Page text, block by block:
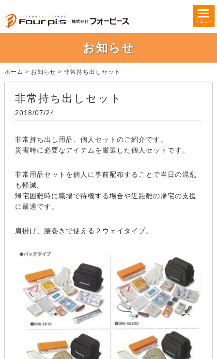
メニュー
お知らせ
ホーム > お知らせ > 非常持ち出しセット
非常持ち出しセット
2018/07/24
非常持ち出し用品、個人セットのご紹介です。
災害時に必要なアイテムを厳選した個人セットです。
非常用品セットを個人に事前配布することで当日の混乱
も軽減。
帰宅困難時に職場で待機する場合や近距離の帰宅の支援
に最適です。
肩掛け、腰巻きで使える２ウェイタイプ。